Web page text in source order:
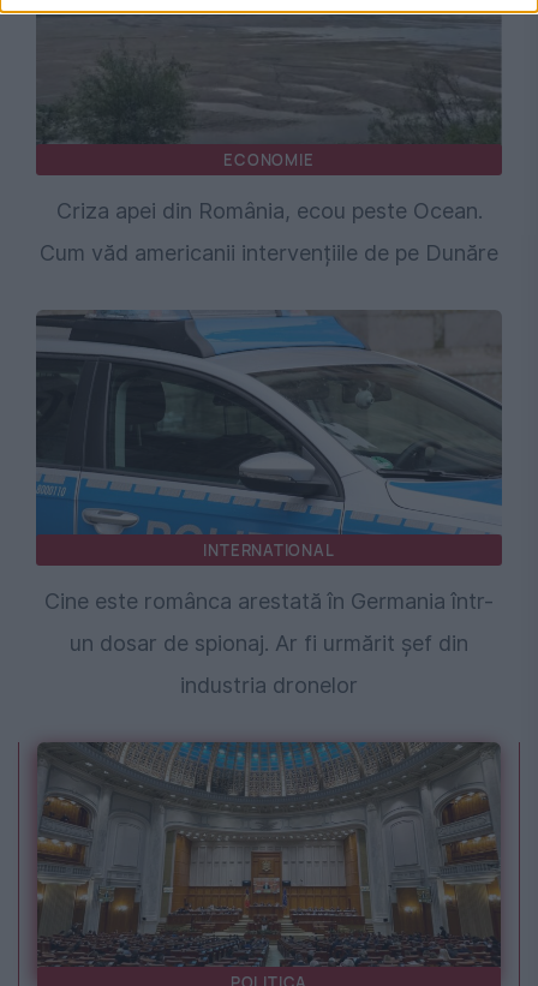
ECONOMIE
Criza apei din România, ecou peste Ocean.
Cum văd americanii intervențiile de pe Dunăre
INTERNATIONAL
Cine este românca arestată în Germania într-
un dosar de spionaj. Ar fi urmărit șef din
industria dronelor